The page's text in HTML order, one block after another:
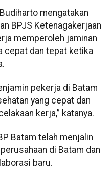
mengatakan
BPJS Ketenagakerjaan
memperoleh jaminan
cepat dan tepat ketika
pekerja di Batam
yang cepat dan
kerja,” katanya.
Batam telah menjalin
di Batam dan
baru.